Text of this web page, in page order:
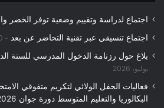
اجتماع لدراسة وتقييم وضعية توفر الخضر
اجتماع تنسيقي عبر تقنية التحاضر عن بعد 30
بلاغ حول رزنامة الدخول المدرسي للسنة الدراسية
يوليو، 2026
فعاليات الحفل الولائي لتكريم متفوقي
البكالوريا والتعليم المتوسط دورة جوان 2026